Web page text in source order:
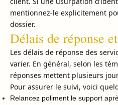
mentionnez-le explicitement
dossier.
Délais de réponse
Les délais de réponse des
varier. En général, selon les
réponses mettent plusieurs
Pour assurer le suivi, voici
Relancez poliment le support